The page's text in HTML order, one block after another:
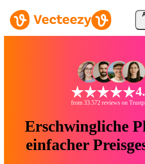
from 33.572 reviews on
Erschwingliche
einfacher